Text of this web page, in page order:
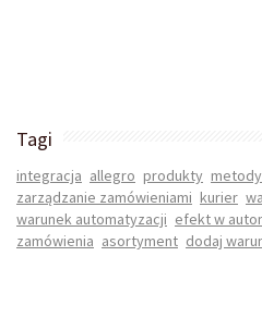
Tagi
integracja allegro produkty
zarządzanie zamówieniami kurier
warunek automatyzacji efekt w
zamówienia asortyment dodaj